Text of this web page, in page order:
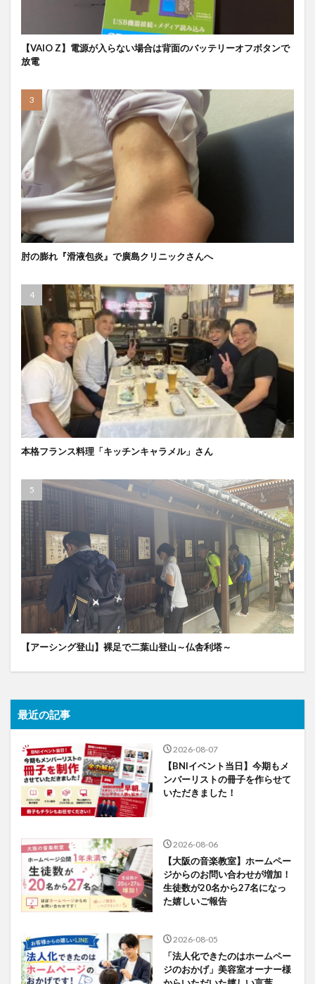
【VAIO Z】電源が入らない場合は背面のバッテリーオフボタンで
放電
肘の膨れ『滑液包炎』で廣島クリニックさんへ
本格フランス料理「キッチンキャラメル」さん
【アーシング登山】裸足で二葉山登山～仏舎利塔～
最近の記事
2026-08-07
【BNIイベント当日】今期もメ
ンバーリストの冊子を作らせて
いただきました！
2026-08-06
【大阪の音楽教室】ホームペー
ジからのお問い合わせが増加！
生徒数が20名から27名になっ
た嬉しいご報告
2026-08-05
「法人化できたのはホームペー
ジのおかげ」美容室オーナー様